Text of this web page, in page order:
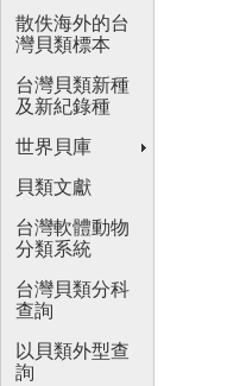
散佚海外的台
灣貝類標本
台灣貝類新種
及新紀錄種
世界貝庫
貝類文獻
台灣軟體動物
分類系統
台灣貝類分科
查詢
以貝類外型查
詢